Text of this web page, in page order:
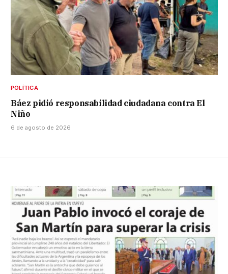
POLÍTICA
Báez pidió responsabilidad ciudadana contra El
Niño
6 de agosto de 2026